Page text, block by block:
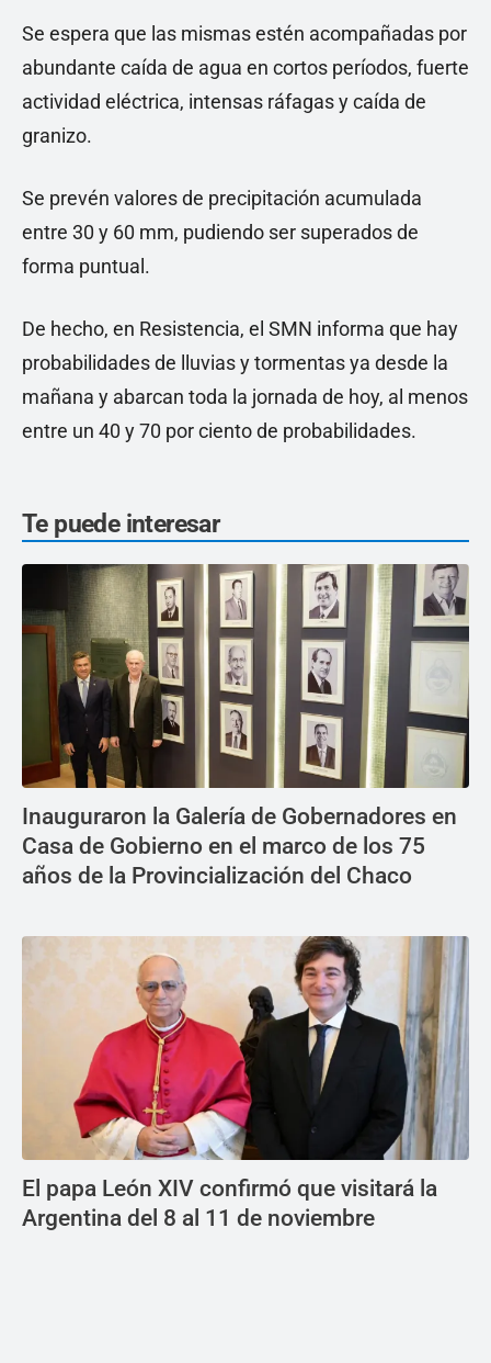
Se espera que las mismas estén acompañadas por
abundante caída de agua en cortos períodos, fuerte
actividad eléctrica, intensas ráfagas y caída de
granizo.
Se prevén valores de precipitación acumulada
entre 30 y 60 mm, pudiendo ser superados de
forma puntual.
De hecho, en Resistencia, el SMN informa que hay
probabilidades de lluvias y tormentas ya desde la
mañana y abarcan toda la jornada de hoy, al menos
entre un 40 y 70 por ciento de probabilidades.
Te puede interesar
Inauguraron la Galería de Gobernadores en
Casa de Gobierno en el marco de los 75
años de la Provincialización del Chaco
El papa León XIV confirmó que visitará la
Argentina del 8 al 11 de noviembre